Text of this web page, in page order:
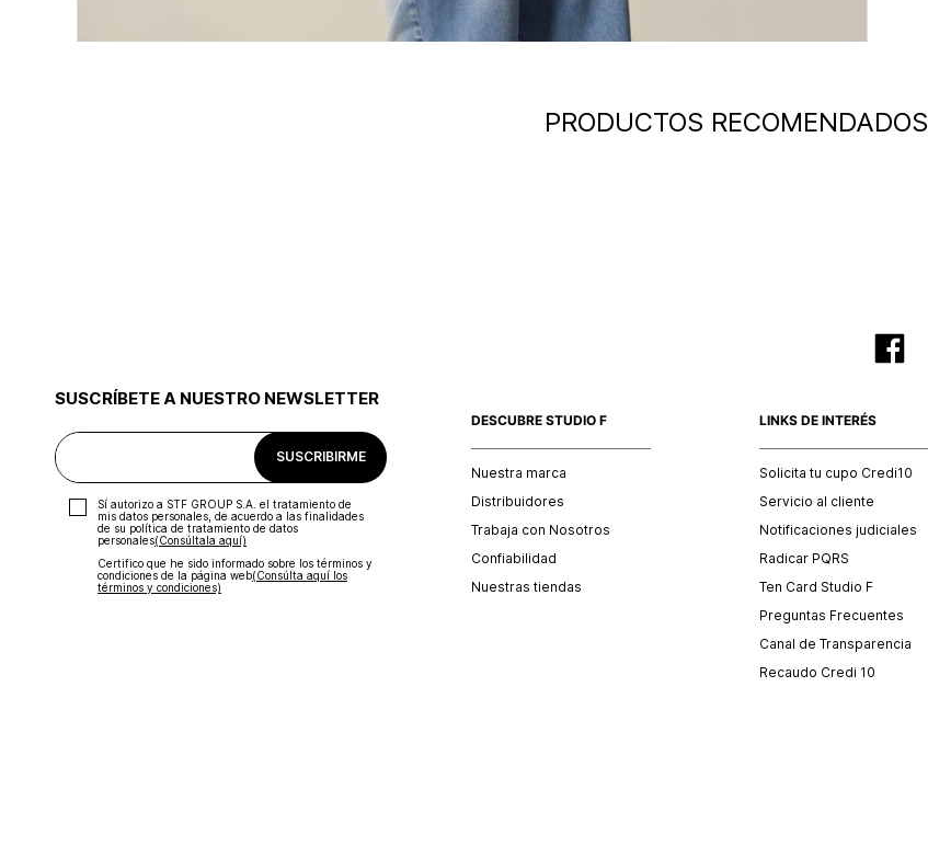
PRODUCTOS RECOMENDADOS
SUSCRÍBETE A NUESTRO NEWSLETTER
SUSCRIBIRME
Sí autorizo a STF GROUP S.A. el tratamiento de
mis datos personales, de acuerdo a las finalidades
de su política de tratamiento de datos
personales‎(Consúltala aquí)
Certifico que he sido informado sobre los términos y
condiciones de la página web‎(Consúlta aquí los
términos y condiciones)
DESCUBRE STUDIO F
Nuestra marca
Distribuidores
Trabaja con Nosotros
Confiabilidad
Nuestras tiendas
LINKS DE INTERÉS
Solicita tu cupo Credi10
Servicio al cliente
Notificaciones judiciales
Radicar PQRS
Ten Card Studio F
Preguntas Frecuentes
Canal de Transparencia
Recaudo Credi 10